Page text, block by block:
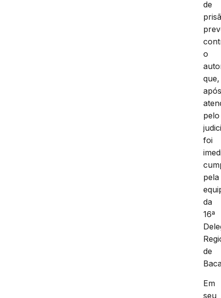
de
o
que,
pelo
foi
pela
da
16ª
de
Em
seu